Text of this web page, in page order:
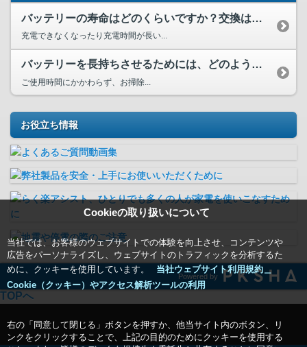
Cookieの取り扱いについて
当社では、お客様のウェブサイトでの体験を向上させ、コンテンツや
広告をパーソナライズし、ウェブサイトのトラフィックを分析するた
めに、クッキーを使用しています。
当社ウェブサイト利用規約＿
Cookie（クッキー）やアクセス解析ツールの利用
右の「同意して閉じる」ボタンを押すか、他当サイト内のボタン、リ
ンクをクリックすることで、上記の目的のためにクッキーを使用する
バッテリーの寿命はどのくらいですか？交換は自分で行えますか？
充電できなくなったり充電時間が長い...
バッテリーを長持ちさせるためには、どのような充電方法が効果...
ご使用時間にかかわらず、お掃除...
お役立ち情報
Powered by
TOPへ